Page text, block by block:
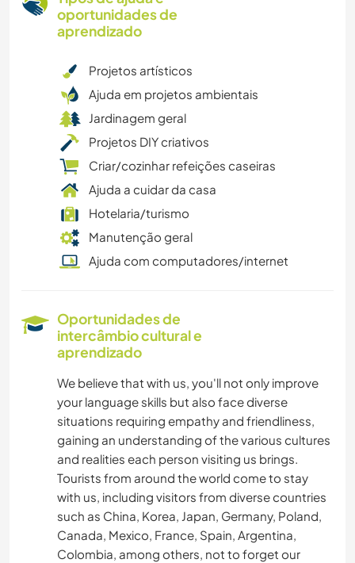
oportunidades de
aprendizado
Projetos artísticos
Ajuda em projetos ambientais
Jardinagem geral
Projetos DIY criativos
Criar/cozinhar refeições caseiras
Ajuda a cuidar da casa
Hotelaria/turismo
Manutenção geral
Ajuda com computadores/internet
Oportunidades de
intercâmbio cultural e
aprendizado
We believe that with us, you'll not only improve
your language skills but also face diverse
situations requiring empathy and friendliness,
gaining an understanding of the various cultures
and realities each person visiting us brings.
Tourists from around the world come to stay
with us, including visitors from diverse countries
such as China, Korea, Japan, Germany, Poland,
Canada, Mexico, France, Spain, Argentina,
Colombia, among others, not to forget our